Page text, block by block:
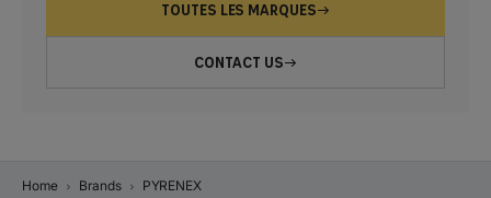
TOUTES LES MARQUES
CONTACT US
Home Brands PYRENEX